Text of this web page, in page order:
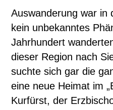
Auswanderung war in
kein unbekanntes
Jahrhundert
dieser Region nach
suchte sich gar die
eine neue Heimat im
Kurfürst, der